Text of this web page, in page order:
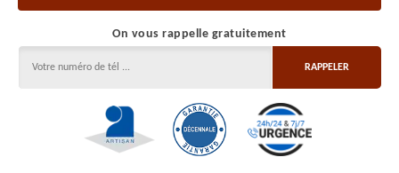
On vous rappelle gratuitement